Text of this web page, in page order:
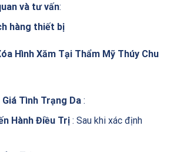
và tư vấn:
hàng thiết bị
Hình Xăm Tại Thẩm Mỹ Thúy Chu
Tình Trạng Da:
Hành Điều Trị: Sau khi xác định